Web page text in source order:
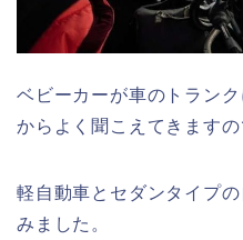
ベビーカーが車のトラン
からよく聞こえてきます
軽自動車とセダンタイプ
みました。